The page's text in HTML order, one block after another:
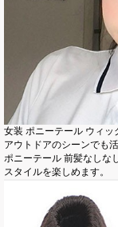
女装 ポニーテール ウィ
アウトドアのシーンでも
ポニーテール 前髪なしな
スタイルを楽しめます。